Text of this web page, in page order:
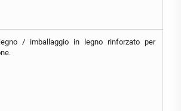
/ imballaggio in legno rinforzato per